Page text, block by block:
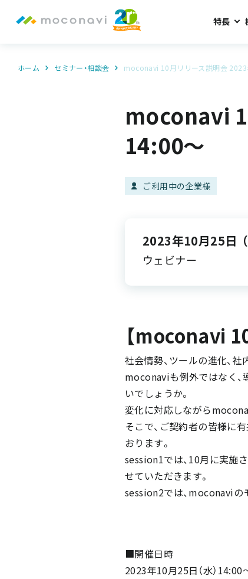
特長
ホーム セミナー・相談会 moconavi 10月リリース説明会 2023
moconavi
14:00～
ご利用中の企業様
2023年10月25日
ウェビナー
【moconavi
社会情勢、ツールの進化、
moconaviも例外ではなく
いでしょうか。
変化に対応しながら
そこで、ご契約者の皆様に
おります。
session1では、10月に実施
せていただきます。
session2では、moconaviの
■開催日時
2023年10月25日（水）14:00